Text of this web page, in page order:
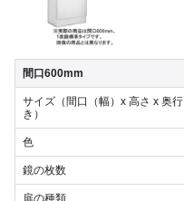
間口600mm
サイズ（間口（幅）x 高さ x 奥行
き）
色
鏡の枚数
扉の種類